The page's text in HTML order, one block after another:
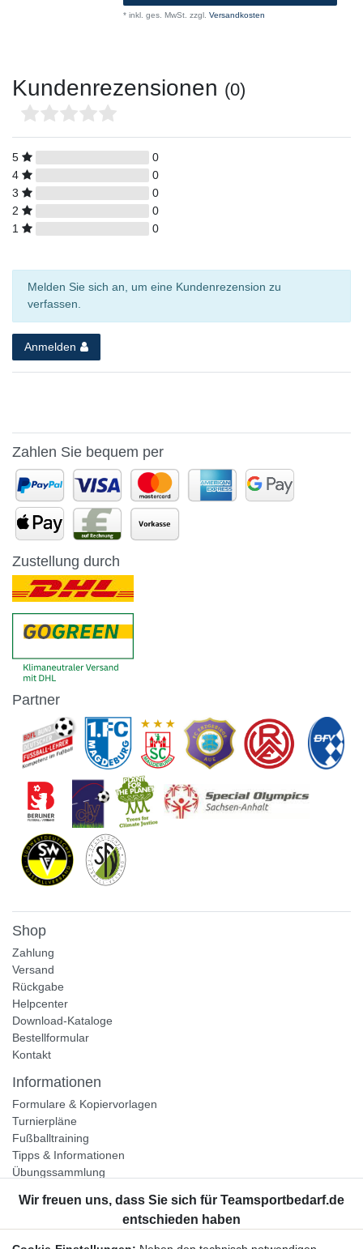
* inkl. ges. MwSt. zzgl. Versandkosten
Kundenrezensionen (0)
5
0
4
0
3
0
2
0
1
0
Melden Sie sich an, um eine Kundenrezension zu
verfassen.
Anmelden
Zahlen Sie bequem per
Zustellung durch
Partner
Shop
Zahlung
Versand
Rückgabe
Helpcenter
Download-Kataloge
Bestellformular
Kontakt
Informationen
Formulare & Kopiervorlagen
Turnierpläne
Fußballtraining
Tipps & Informationen
Übungssammlung
Unternehmen